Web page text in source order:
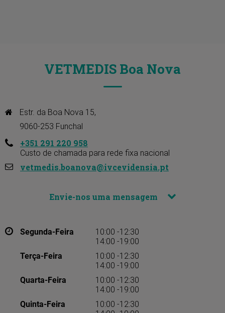
VETMEDIS Boa Nova
Estr. da Boa Nova 15,
9060-253 Funchal
+351 291 220 958
Custo de chamada para rede fixa nacional
vetmedis.boanova@ivcevidensia.pt
Envie-nos uma mensagem
Segunda-Feira
10:00 -12:30
14:00 -19:00
Terça-Feira
10:00 -12:30
14:00 -19:00
Quarta-Feira
10:00 -12:30
14:00 -19:00
Quinta-Feira
10:00 -12:30